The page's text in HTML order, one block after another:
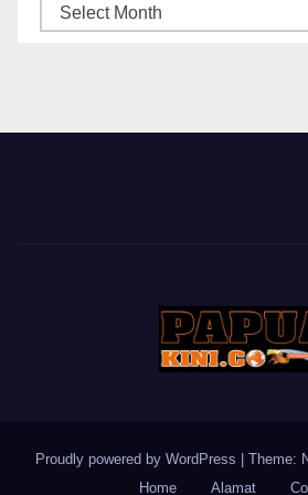
ARSIP
Proudly powered by WordPress Theme:
Home
Alamat